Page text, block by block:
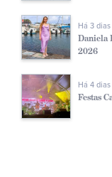
Há 3 dias
Daniela
2026
Há 4 dias
Festas